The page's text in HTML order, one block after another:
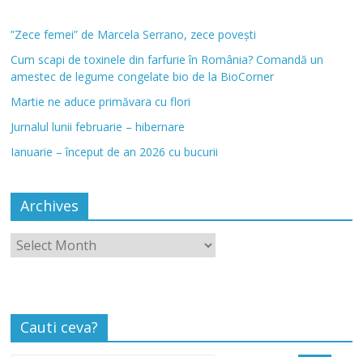
”Zece femei” de Marcela Serrano, zece povești
Cum scapi de toxinele din farfurie în România? Comandă un
amestec de legume congelate bio de la BioCorner
Martie ne aduce primăvara cu flori
Jurnalul lunii februarie – hibernare
Ianuarie – început de an 2026 cu bucurii
Archives
Cauti ceva?